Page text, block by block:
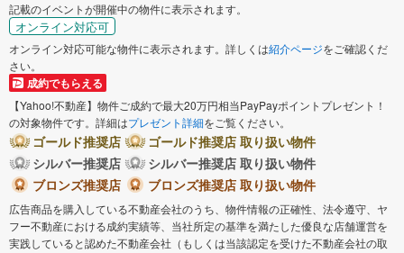
記載のイベントが開催中の物件に表示されます。
オンライン対応可
オンライン対応可能な物件に表示されます。詳しくは紹介ページをご確認くだ
さい。
成約でもらえる
【Yahoo!不動産】物件ご成約で最大20万円相当PayPayポイントプレゼント！
の対象物件です。詳細はプレゼント詳細をご覧ください。
ゴールド推奨店
ゴールド推奨店 取り扱い物件
シルバー推奨店
シルバー推奨店 取り扱い物件
ブロンズ推奨店
ブロンズ推奨店 取り扱い物件
広告商品を購入している不動産会社のうち、物件情報の正確性、法令遵守、ヤ
フー不動産における成約実績等、当社所定の基準を満たした優良な店舗運営を
実践していると認めた不動産会社（もしくは当該認定を受けた不動産会社の取